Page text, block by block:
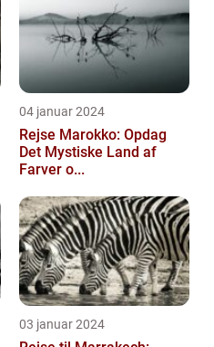
04 januar 2024
Rejse Marokko: Opdag
Det Mystiske Land af
Farver o...
03 januar 2024